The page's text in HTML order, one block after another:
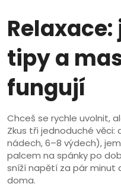
tipy a
fungují
Chceš se rychle uvolnit,
Zkus tři jednoduché
nádech, 6–8 výdech),
palcem na spánky po
sníží napětí za pár minut
doma.